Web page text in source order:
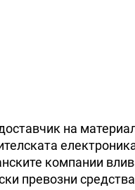
на
компании
превозни